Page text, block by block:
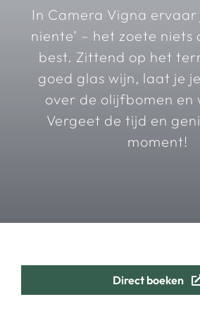
In Camera Vigna ervaar
niente’ – het zoete niets
best. Zittend op het
goed glas wijn, laat je
over de olijfbomen en
Vergeet de tijd en
moment!
Direct boeken